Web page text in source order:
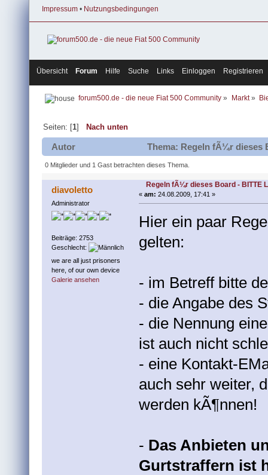
Impressum • Nutzungsbedingungen
Übersicht Forum Hilfe Suche Links Einloggen Registrieren
forum500.de - die neue Fiat 500 Community » Markt»
Seiten: [1] Nach unten
Autor Thema: Regeln fÃ¼r dieses
0 Mitglieder und 1 Gast betrachten dieses Thema.
diavoletto
Administrator
Beiträge: 2753
Geschlecht:
we are all just prisoners
here, of our own device
Galerie ansehen
Regeln fÃ¼r dieses Board - BITTE
«am: 24.08.2009, 17:41 »
Hier ein paar
gelten:
- im Betreff bitte
- die Angabe des
- die Nennung
ist auch nicht
- eine Kontakt-
auch sehr weiter,
werden kÃ¶nnen!
- Das Anbieten
Gurtstraffern ist